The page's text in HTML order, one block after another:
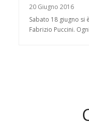
20 Giugno 2016
Sabato 18 giugno si
Fabrizio Puccini.